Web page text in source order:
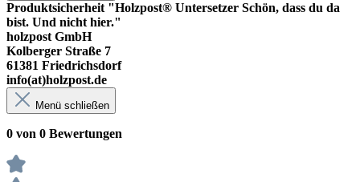
Produktsicherheit "Holzpost® Untersetzer Schön, dass du da
bist. Und nicht hier."
holzpost GmbH
Kolberger Straße 7
61381 Friedrichsdorf
info(at)holzpost.de
Menü schließen
0 von 0 Bewertungen